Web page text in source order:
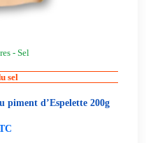
- Sel
sel
piment d’Espelette 200g